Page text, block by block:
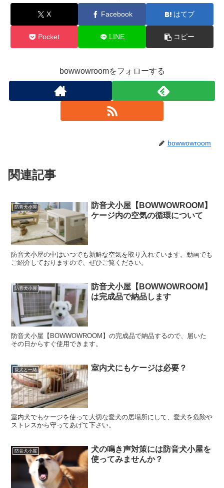
X Facebook はてブ
Pocket LINE コピー
bowwowroomをフォローする
bowwowroom
関連記事
防音犬小屋
防音犬小屋【BOWWOWROOM】
ケージ内の空気の循環について
防音犬小屋の中はいつでも新鮮な空気を取り入れています。動画でも
ご紹介しておりますので、ぜひご覧ください。
防音犬小屋
防音犬小屋【BOWWOWROOM】
は完成品で納品します
防音犬小屋【BOWWOWROOM】の完成品で納品するので、届いた
その日からすぐ使用できます。
愛犬と一緒 室内犬にもケージは必要？
室内犬でもケージを使って大切な愛犬の居場所にして、愛犬を危険や
ストレスから守ってあげて下さい。
防音犬小屋
犬の鳴き声対策には防音犬小屋を
使ってみませんか？